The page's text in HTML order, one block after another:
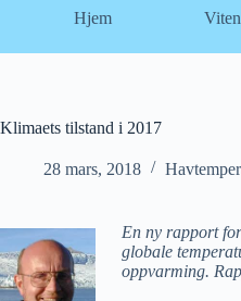
Hjem
Klimaets tilstand i 2017
28 mars, 2018
En ny rapport
globale
oppvarming.